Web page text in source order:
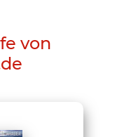
von